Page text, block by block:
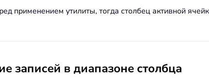
применением утилиты, тогда столбец активной
записей в диапазоне столбца